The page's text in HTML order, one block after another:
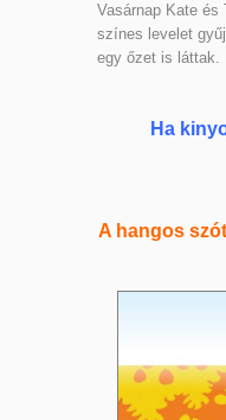
Vasárnap Kate
színes levelet
egy őzet is láttak.
Ha
A hangos